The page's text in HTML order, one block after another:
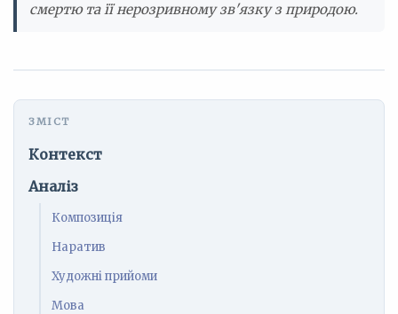
смертю та її нерозривному зв'язку з природою.
Контекст
Аналіз
Композиція
Наратив
Художні прийоми
Мова